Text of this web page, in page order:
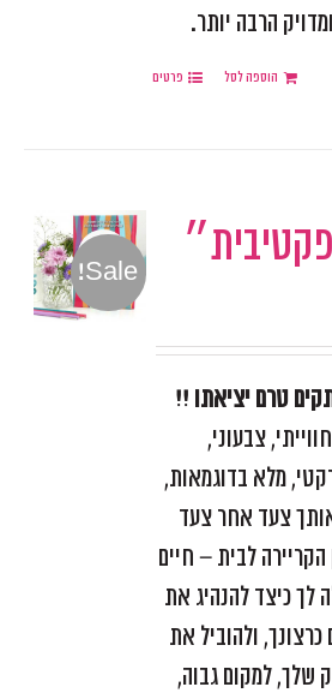
הרבה יותר.
הוספה לסל פרטים
Sale!
צבעוני,
מלא בדוגמאות,
אותך צעד אחר צעד
הקריירה לבית – חיים
לך כיצד להנהיג את
ולהוביל את
שלך, למקום גבוה,